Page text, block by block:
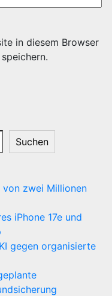
in diesem Browser
Suchen
zwei Millionen
iPhone 17e und
gegen organisierte